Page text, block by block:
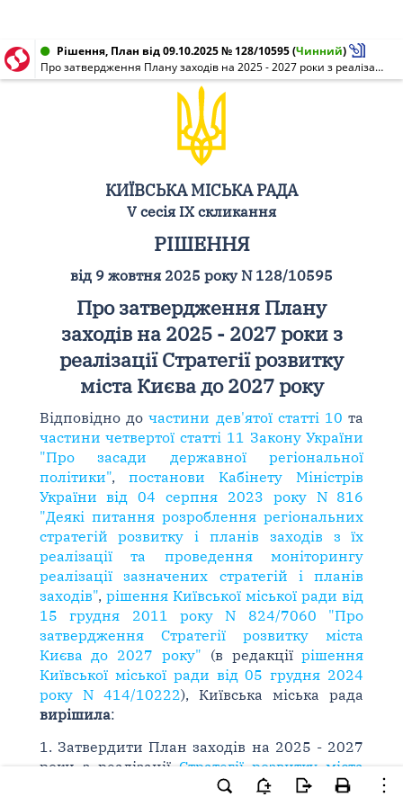
Рішення, План від 09.10.2025 № 128/10595(Чинний)
Про затвердження Плану заходів на 2025 - 2027 роки з реалізації Стратегії розвитку міста Києва до 2027 року
КИЇВСЬКА МІСЬКА РАДА
V сесія IX скликання
РІШЕННЯ
від 9 жовтня 2025 року N 128/10595
Про затвердження Плану
заходів на 2025 - 2027 роки з
реалізації Стратегії розвитку
міста Києва до 2027 року
Відповідно дочастини дев'ятої статті 10 та
частини четвертої статті 11 Закону України
"Про засади державної регіональної
політики", постанови Кабінету Міністрів
України від 04 серпня 2023 року N 816
"Деякі питання розроблення регіональних
стратегій розвитку і планів заходів з їх
реалізації та проведення моніторингу
реалізації зазначених стратегій і планів
заходів", рішення Київської міської ради від
15 грудня 2011 року N 824/7060 "Про
затвердження Стратегії розвитку міста
Києва до 2027 року" (в редакціїрішення
Київської міської ради від 05 грудня 2024
року N 414/10222), Київська міська рада
вирішила:
1. Затвердити План заходів на 2025 - 2027
роки з реалізаціїСтратегії розвитку міста
, що додається.